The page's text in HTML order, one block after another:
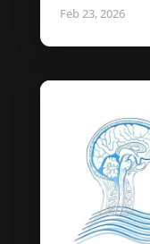
Feb 23, 2026